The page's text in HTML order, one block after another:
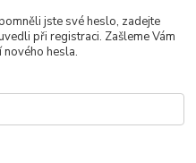
jste své heslo, zadejte
při registraci. Zašleme Vám
hesla.